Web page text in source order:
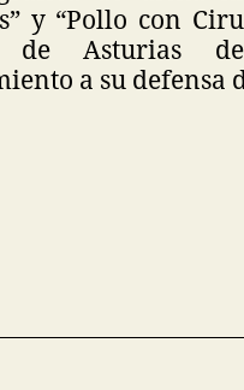
y “Pollo con
de Asturias
a su defensa